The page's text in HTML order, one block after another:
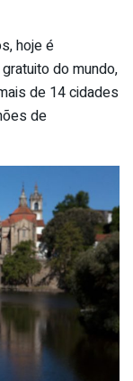
hoje é
do mundo,
de 14 cidades
de